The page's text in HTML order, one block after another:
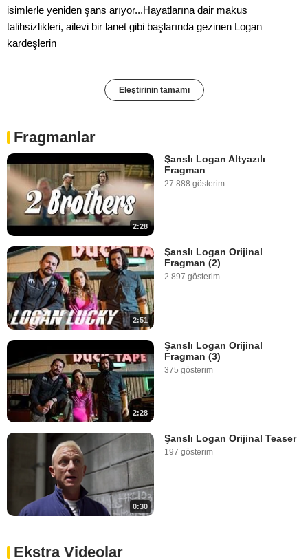
isimlerle yeniden şans arıyor...Hayatlarına dair makus
talihsizlikleri, ailevi bir lanet gibi başlarında gezinen Logan
kardeşlerin
Eleştirinin tamamı
Fragmanlar
2:28
Şanslı Logan Altyazılı
Fragman
27.888 gösterim
2:51
Şanslı Logan Orijinal
Fragman (2)
2.897 gösterim
2:28
Şanslı Logan Orijinal
Fragman (3)
375 gösterim
0:30
Şanslı Logan Orijinal Teaser
197 gösterim
Ekstra Videolar